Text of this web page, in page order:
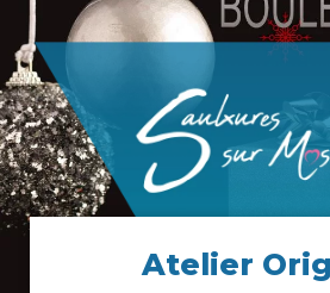
Ate­lier